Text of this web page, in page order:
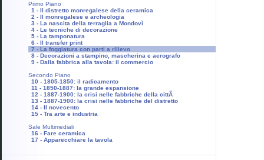
Primo Piano
1 - Il distretto monregalese della ceramica
2 - Il monregalese e archeologia
3 - La nascita della terraglia a Mondovì
4 - Le tecniche di decorazione
5 - La tamponatura
6 - Il transfer print
7 - La foggiatura con parti a rilievo
8 - Decorazioni a stampino, mascherina e aerografo
9 - Dalla fabbrica alla tavola: il commercio
Secondo Piano
10 - 1805-1850: il radicamento
11 - 1850-1887: la grande espansione
12 - 1887-1900: la crisi nelle fabbriche della cittÃ
13 - 1887-1900: la crisi nelle fabbriche del distretto
14 - Il novecento
15 - Tra arte e industria
Sale Multimediali
16 - Fare ceramica
17 - Apparecchiare la tavola